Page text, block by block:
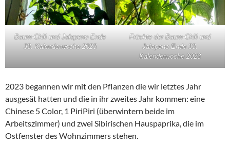
Baum-Chili und Jalapeno Ende
33. Kalenderwoche 2023
Früchte der Baum-Chili und
Jalapeno Ende 33.
Kalenderwoche 2023
2023 begannen wir mit den Pflanzen die wir letztes Jahr
ausgesät hatten und die in ihr zweites Jahr kommen: eine
Chinese 5 Color, 1 PiriPiri (überwintern beide im
Arbeitszimmer) und zwei Sibirischen Hauspaprika, die im
Ostfenster des Wohnzimmers stehen.